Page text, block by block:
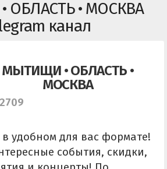
• МОСКВА
канал
МЫТИЩИ • ОБЛАСТЬ •
МОСКВА
удобном для вас формате!
события, скидки,